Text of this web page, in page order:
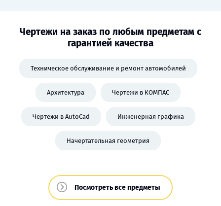
Чертежи на заказ по любым предметам с
гарантией качества
Техническое обслуживание и ремонт автомобилей
Архитектура Чертежи в КОМПАС
Чертежи в AutoCad Инженерная графика
Начертательная геометрия
Посмотреть все предметы